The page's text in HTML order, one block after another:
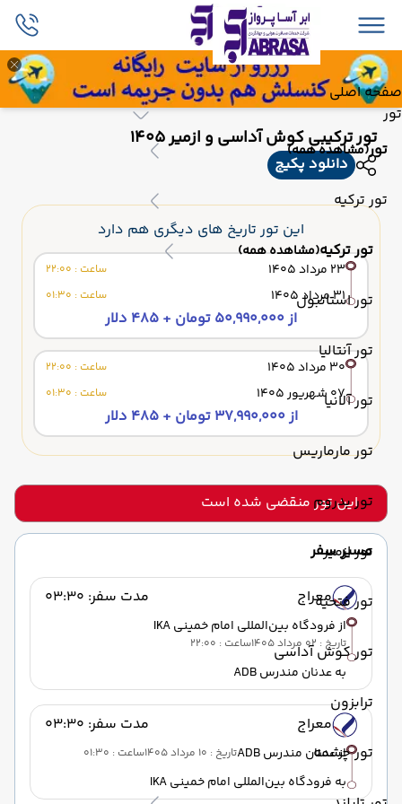
صفحه اصلی
تور
تور(مشاهده همه)
تور ترکیه
تور ترکیه(مشاهده همه)
تور استانبول
تور آنتالیا
تور آلانیا
تور مارماریس
تور بدروم
تور ازمیر
تور فتحیه
تور کوش آداسی
ترابزون
تور چشمه
تور ترکیبی کوش آداسی و ازمیر 1405
دانلود پکیج
این تور تاریخ های دیگری هم دارد
23 مرداد 1405 ساعت : 22:00
31 مرداد 1405 ساعت : 01:30
از 50,990,000 تومان + 485 دلار
30 مرداد 1405 ساعت : 22:00
07 شهریور 1405 ساعت : 01:30
از 37,990,000 تومان + 485 دلار
این تور منقضی شده است
مسیر سفر
معراج مدت سفر: 03:30
از فرودگاه بین‌المللی امام خمینی IKA
تاریخ : 02 مرداد 1405 ساعت : 22:00
به عدنان مندرس ADB
معراج مدت سفر: 03:30
از عدنان مندرس ADB تاریخ : 10 مرداد 1405 ساعت : 01:30
به فرودگاه بین‌المللی امام خمینی IKA